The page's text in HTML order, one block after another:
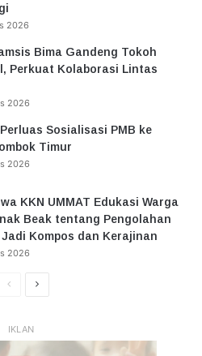
2026
Bima Gandeng Tokoh
Perkuat Kolaborasi Lintas
2026
Sosialisasi PMB ke
Timur
2026
KKN UMMAT Edukasi Warga
Beak tentang Pengolahan
Jadi Kompos dan Kerajinan
2026
HalamanHalaman
IKLAN